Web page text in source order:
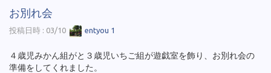
お別れ会
投稿日時 : 03/10 entyou 1
４歳児みかん組がと３歳児いちご組が遊戯室を飾り、お別れ会の
準備をしてくれました。